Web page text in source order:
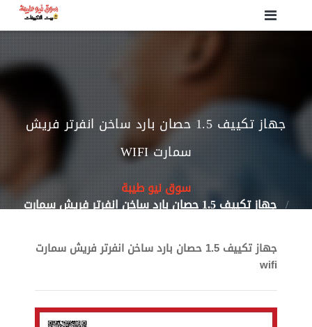
جهاز تكييف 1.5 حصان بارد ساخن انفرتر فريش
سمارت WIFI
سوق نيو طيبة
جهاز تكييف 1.5 حصان بارد ساخن انفرتر فريش سمارت
جهاز تكييف 1.5 حصان بارد ساخن انفرتر فريش سمارت
wifi